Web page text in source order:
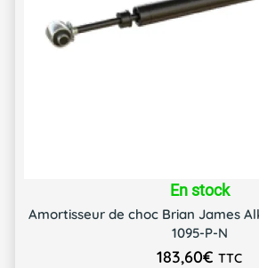
En stock
Amortisseur de choc Brian James
1095-P-N
183,60€ TTC